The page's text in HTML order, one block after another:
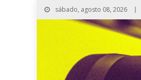
sábado, agosto 08, 2026